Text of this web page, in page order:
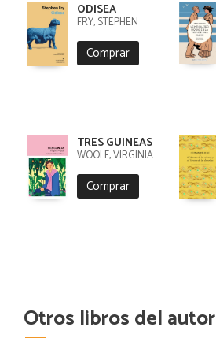
ODISEA
FRY, STEPHEN
Comprar
TRES GUINEAS
WOOLF, VIRGINIA
Comprar
Otros libros del autor